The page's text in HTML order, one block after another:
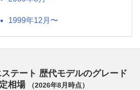
1999年12月〜
ステート 歴代モデルのグレード
相場
（2026年8月 時点）